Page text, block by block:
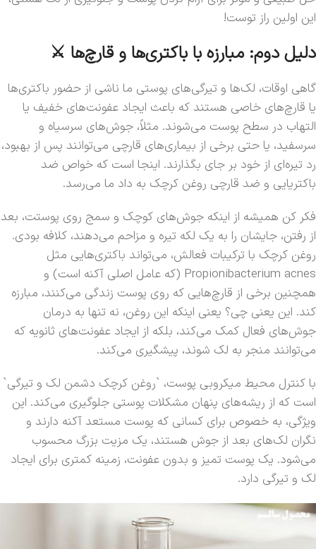
این اولین راز توست!
دلیل دوم: مبارزه با باکتری‌ها و قارچ‌ها ⚔️
گاهی اوقات، لک‌ها و تیرگی‌های پوستی ما ناشی از حضور باکتری‌ها
یا قارچ‌های خاصی هستند که باعث ایجاد عفونت‌های خفیف یا
التهاب در سطح پوست می‌شوند. مثلاً، جوش‌های سرسیاه و
سرسفید، یا حتی برخی از بیماری‌های قارچی می‌توانند پس از بهبود،
رد تیره‌ای از خود بر جای بگذارند. اینجا است که خواص ضد
باکتریایی و ضد قارچی روغن کرچک به داد ما می‌رسد.
فکر کن همیشه از اینکه جوش‌های کوچک و سمج روی پوستت، بعد
از رفتن، جایشان را به یک لکه تیره و مزاحم می‌دهند، کلافه بودی.
روغن کرچک با ترکیبات فعالش، می‌تواند باکتری‌هایی مثل
Propionibacterium acnes (که عامل اصلی آکنه است) و
همچنین برخی از قارچ‌هایی که روی پوست زندگی می‌کنند، مبارزه
کند. این یعنی چی؟ یعنی اینکه این روغن، نه تنها به درمان
جوش‌های فعال کمک می‌کند، بلکه از ایجاد عفونت‌های ثانویه که
می‌توانند منجر به لک شوند، پیشگیری می‌کند.
با کنترل محیط میکروبی پوست، `روغن کرچک دشمن لک و تیرگی`
است که از ریشه‌های پنهان مشکلات پوستی جلوگیری می‌کند. این
ویژگی، به خصوص برای کسانی که پوست مستعد آکنه دارند و
نگران لک‌های بعد از جوش هستند، یک مزیت بزرگ محسوب
می‌شود. یک پوست تمیز و بدون عفونت، زمینه کمتری برای ایجاد
لک و تیرگی دارد.